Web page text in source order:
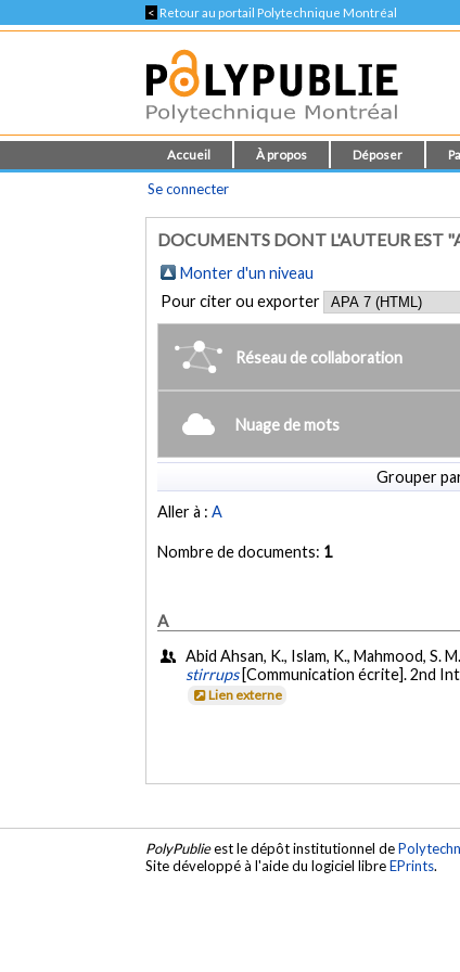
< Retour au portail Polytechnique Montréal
Accueil À propos Déposer
Se connecter
DOCUMENTS DONT L'AUTEUR EST
Monter d'un niveau
Pour citer ou exporter
Réseau de collaboration
Nuage de mots
Grouper
Aller à :A
Nombre de documents: 1
A
Abid Ahsan, K., Islam, K., Mahmood, S.
stirrups [Communication écrite]. 2nd
Lien externe
PolyPublieest le dépôt institutionnel de
Site développé à l'aide du logiciel libreEPrints.